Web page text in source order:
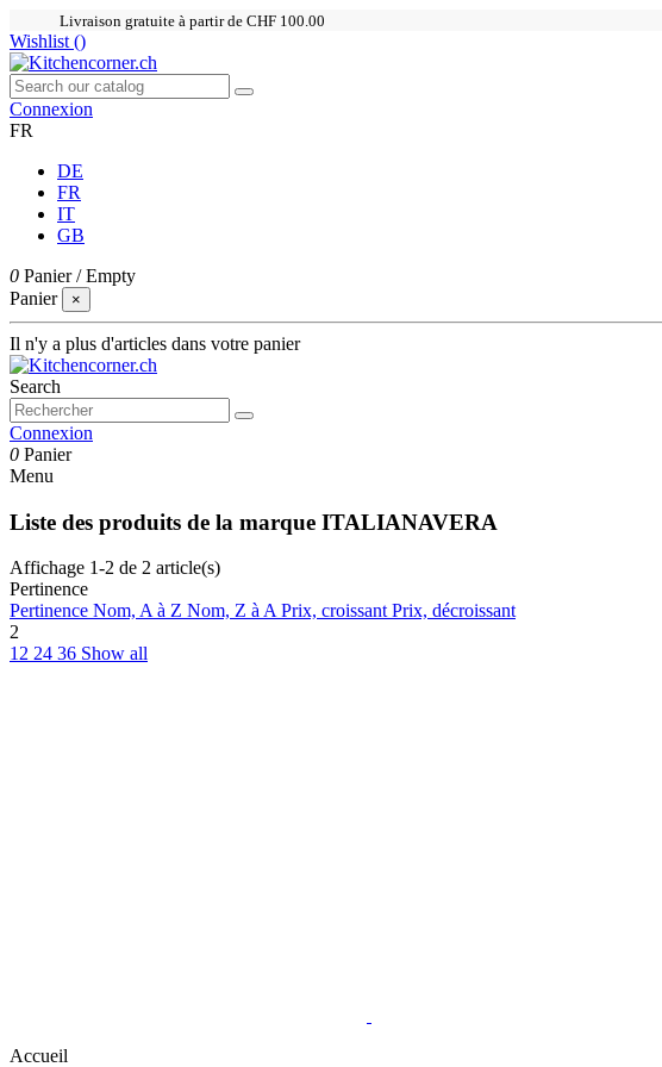
Livraison gratuite à partir de CHF 100.00
Wishlist ()
Connexion
FR
DE
FR
IT
GB
0 Panier /Empty
Panier
×
Il n'y a plus d'articles dans votre panier
Search
Connexion
0 Panier
Menu
Liste des produits de la marque ITALIANAVERA
Affichage 1-2 de 2 article(s)
Pertinence
Pertinence Nom, A à Z Nom, Z à APrix, croissantPrix, décroissant
2
12 24 36 Show all
Accueil